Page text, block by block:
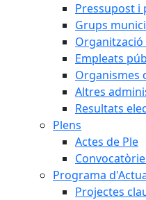
Pressupost i
Grups
Empleats
Organismes
Altres
Resultats
Plens
Actes de Ple
Programa
Projectes